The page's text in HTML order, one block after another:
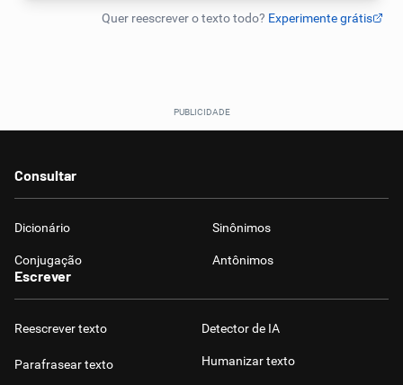
Sinônimos
Consultar
Dicionário Sinônimos
Conjugação Antônimos
Escrever
Reescrever texto
Parafrasear texto
Detector de IA
Humanizar texto